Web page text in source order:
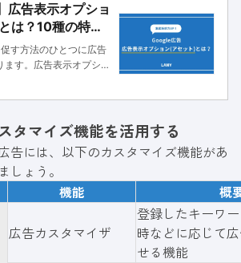
広告表示オプショ
は？10種の特徴
定方法を解説！
す方法のひとつに広告
す。広告表示オプショ
追加で情報を記載でき
るこタマイズ機能を活用する
告には、以下のカスタマイズ機能があ
しょう。
機能 概
広告カスタマイザ
登録したキーワ
時などに応じて
せる機能